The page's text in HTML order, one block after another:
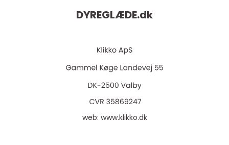
DYREGLÆDE.dk
web: www.klikko.dk